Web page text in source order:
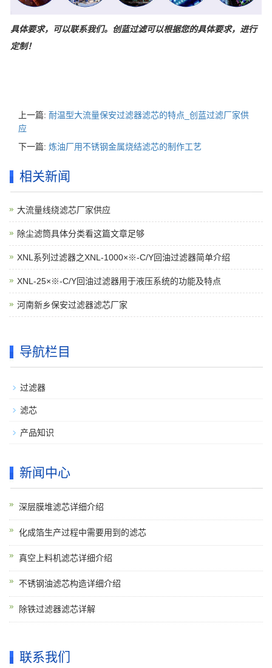
具体要求，可以联系我们。创蓝过滤可以根据您的具体要求，进行
定制！
上一篇: 耐温型大流量保安过滤器滤芯的特点_创蓝过滤厂家供
应
下一篇: 炼油厂用不锈钢金属烧结滤芯的制作工艺
相关新闻
大流量线绕滤芯厂家供应
除尘滤筒具体分类看这篇文章足够
XNL系列过滤器之XNL-1000×※-C/Y回油过滤器简单介绍
XNL-25×※-C/Y回油过滤器用于液压系统的功能及特点
河南新乡保安过滤器滤芯厂家
导航栏目
过滤器
滤芯
产品知识
新闻中心
深层膜堆滤芯详细介绍
化成箔生产过程中需要用到的滤芯
真空上料机滤芯详细介绍
不锈钢油滤芯构造详细介绍
除铁过滤器滤芯详解
联系我们